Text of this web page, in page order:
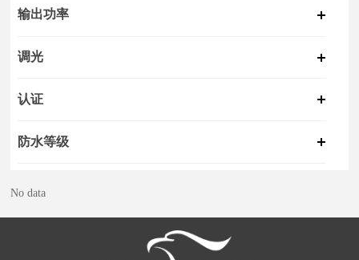
输出功率
调光
认证
防水等级
No data